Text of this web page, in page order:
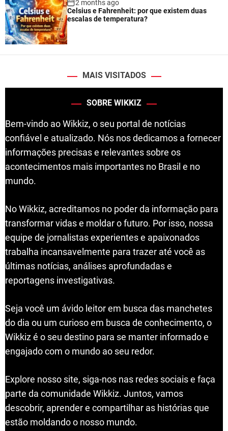
2 months ago
Celsius e Fahrenheit: por que existem duas
escalas de temperatura?
MAIS VISITADOS
SOBRE WIKKIZ
Bem-vindo ao Wikkiz, o seu portal de notícias
confiável e atualizado. Nós nos dedicamos a fornecer
informações precisas e relevantes sobre os
acontecimentos mais importantes no Brasil e no
mundo.
No Wikkiz, acreditamos no poder da informação para
transformar vidas e moldar o futuro. Por isso, nossa
equipe de jornalistas experientes e apaixonados
trabalha incansavelmente para trazer até você as
últimas notícias, análises aprofundadas e
reportagens investigativas.
Seja você um ávido leitor em busca das manchetes
do dia ou um curioso em busca de conhecimento, o
Wikkiz é o seu destino para se manter informado e
engajado com o mundo ao seu redor.
Explore nosso site, siga-nos nas redes sociais e faça
parte da comunidade Wikkiz. Juntos, vamos
descobrir, aprender e compartilhar as histórias que
estão moldando o nosso mundo.